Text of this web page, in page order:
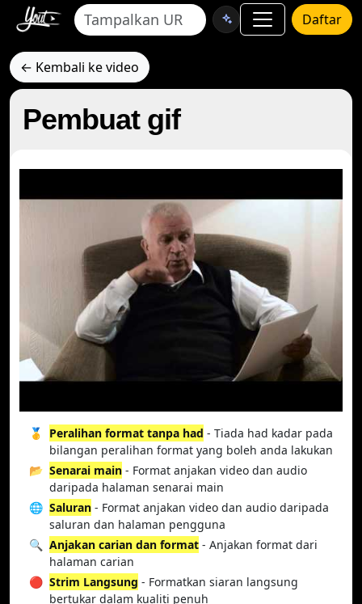
Daftar
← Kembali ke video
Pembuat gif
🥇 Peralihan format tanpa had - Tiada had kadar pada
bilangan peralihan format yang boleh anda lakukan
📂 Senarai main - Format anjakan video dan audio
daripada halaman senarai main
🌐 Saluran - Format anjakan video dan audio daripada
saluran dan halaman pengguna
🔍 Anjakan carian dan format - Anjakan format dari
halaman carian
🔴 Strim Langsung - Formatkan siaran langsung
bertukar dalam kualiti penuh